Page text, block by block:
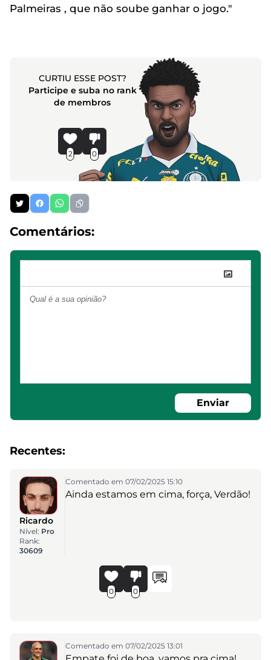
Palmeiras , que não soube ganhar o jogo."
CURTIU ESSE POST?
Participe e suba no rank
de membros
2 0
Comentários:
Enviar
Recentes:
Ricardo
Nível: Pro
Rank:
30609
Comentado em 07/02/2025 15:10
Ainda estamos em cima, força, Verdão!
0 0
Comentado em 07/02/2025 13:01